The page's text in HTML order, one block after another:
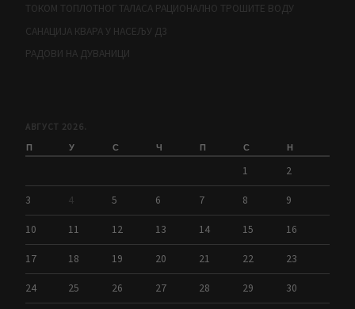
ТОКОМ ТОПЛОТНОГ ТАЛАСА РАЦИОНАЛНО ТРОШИТЕ ВОДУ
САНАЦИЈА КВАРА У НАСЕЉУ Д3
РАДОВИ НА ДУВАНИЦИ
АВГУСТ 2026.
П У С Ч П С Н
1 2
3 4 5 6 7 8 9
10 11 12 13 14 15 16
17 18 19 20 21 22 23
24 25 26 27 28 29 30